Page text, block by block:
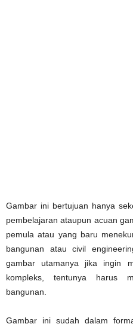
Gambar ini bertujuan hanya
pembelajaran ataupun acuan
pemula atau yang baru
bangunan atau civil
gambar utamanya jika ingin
kompleks, tentunya harus
bangunan.
Gambar ini sudah dalam